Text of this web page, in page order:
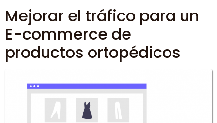
Mejorar el tráfico para un
E-commerce de
productos ortopédicos